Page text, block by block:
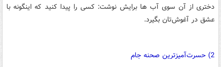
دختری از آن سوی آب ها برایش نوشت: کسی را پیدا کنید که اینگونه با
عشق در آغوش‌تان بگیرد.
2) حسرت‌آمیزترین صحنه جام